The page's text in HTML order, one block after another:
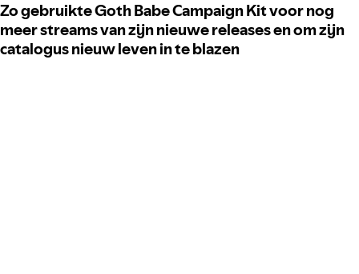
Zo gebruikte Goth Babe Campaign Kit voor nog
meer streams van zijn nieuwe releases en om zijn
catalogus nieuw leven in te blazen